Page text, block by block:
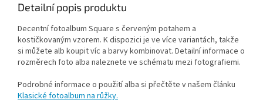
Detailní popis produktu
Decentní fotoalbum Square s červeným potahem a
kostičkovaným vzorem. K dispozici je ve více variantách, takže
si můžete alb koupit víc a barvy kombinovat. Detailní informace o
rozměrech foto alba naleznete ve schématu mezi fotografiemi.
Podrobné informace o použití alba si přečtěte v našem článku
Klasické fotoalbum na růžky.